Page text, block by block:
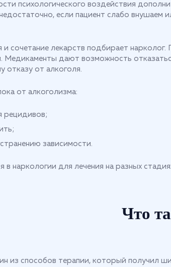
психологического воздействия
если пациент слабо
сочетание лекарств подбирает
Медикаменты дают возможность
отказу от алкоголя.
от алкоголизма:
рецидивов;
зависимости.
наркологии для лечения на разных
Что
из способов терапии, который получил